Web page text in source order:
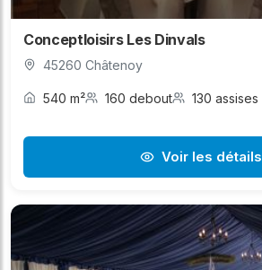
Conceptloisirs Les Dinvals
45260 Châtenoy
540 m² 160 debout 130 assises
Voir les détails